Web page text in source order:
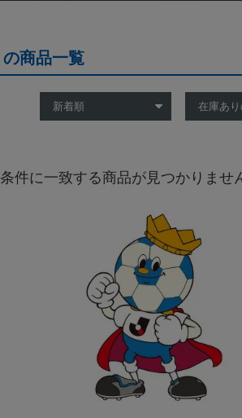
の商品一覧
条件に一致する商品が見つかりませ